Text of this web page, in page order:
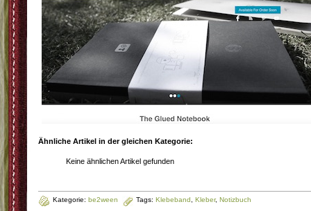
Ähnliche Artikel in der gleichen Kategorie:
Keine ähnlichen Artikel gefunden
Kategorie: be2ween Tags: Klebeband Kleber, Notizbuch